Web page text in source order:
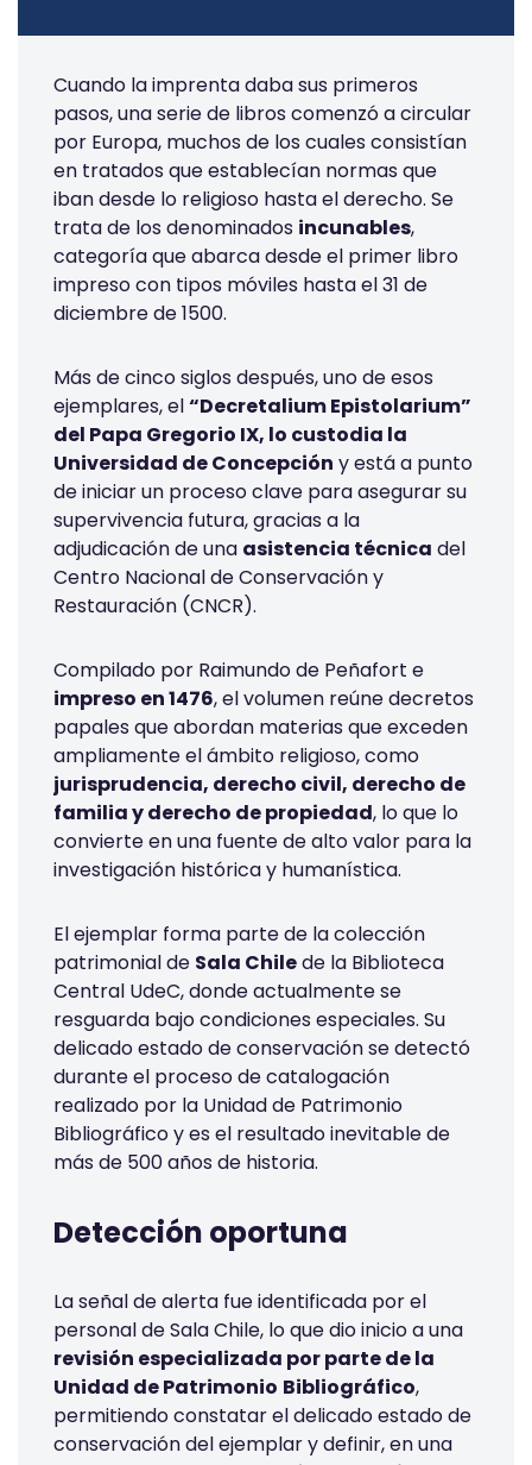
Cuando la imprenta daba sus primeros
pasos, una serie de libros comenzó a circular
por Europa, muchos de los cuales consistían
en tratados que establecían normas que
iban desde lo religioso hasta el derecho. Se
trata de los denominados incunables,
categoría que abarca desde el primer libro
impreso con tipos móviles hasta el 31 de
diciembre de 1500.
Más de cinco siglos después, uno de esos
ejemplares, el“Decretalium Epistolarium”
del Papa Gregorio IX, lo custodia la
Universidad de Concepción y está a punto
de iniciar un proceso clave para asegurar su
supervivencia futura, gracias a la
adjudicación de una asistencia técnica del
Centro Nacional de Conservación y
Restauración (CNCR).
Compilado por Raimundo de Peñafort e
impreso en 1476, el volumen reúne decretos
papales que abordan materias que exceden
ampliamente el ámbito religioso, como
jurisprudencia, derecho civil, derecho de
familia y derecho de propiedad, lo que lo
convierte en una fuente de alto valor para la
investigación histórica y humanística.
El ejemplar forma parte de la colección
patrimonial de Sala Chilede la Biblioteca
Central UdeC, donde actualmente se
resguarda bajo condiciones especiales. Su
delicado estado de conservación se detectó
durante el proceso de catalogación
realizado por la Unidad de Patrimonio
Bibliográfico y es el resultado inevitable de
más de 500 años de historia.
Detección oportuna
La señal de alerta fue identificada por el
personal de Sala Chile, lo que dio inicio a una
revisión especializada por parte de la
Unidad de Patrimonio Bibliográfico,
permitiendo constatar el delicado estado de
conservación del ejemplar y definir, en una